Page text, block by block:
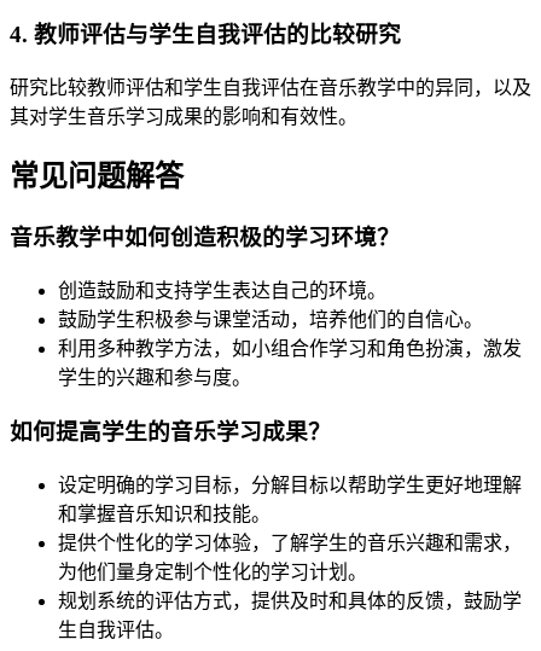
4. 教师评估与学生自我评估的比较研究
研究比较教师评估和学生自我评估在音乐教学中的异同，以及
其对学生音乐学习成果的影响和有效性。
常见问题解答
音乐教学中如何创造积极的学习环境？
创造鼓励和支持学生表达自己的环境。
鼓励学生积极参与课堂活动，培养他们的自信心。
利用多种教学方法，如小组合作学习和角色扮演，激发
学生的兴趣和参与度。
如何提高学生的音乐学习成果？
设定明确的学习目标，分解目标以帮助学生更好地理解
和掌握音乐知识和技能。
提供个性化的学习体验，了解学生的音乐兴趣和需求，
为他们量身定制个性化的学习计划。
规划系统的评估方式，提供及时和具体的反馈，鼓励学
生自我评估。